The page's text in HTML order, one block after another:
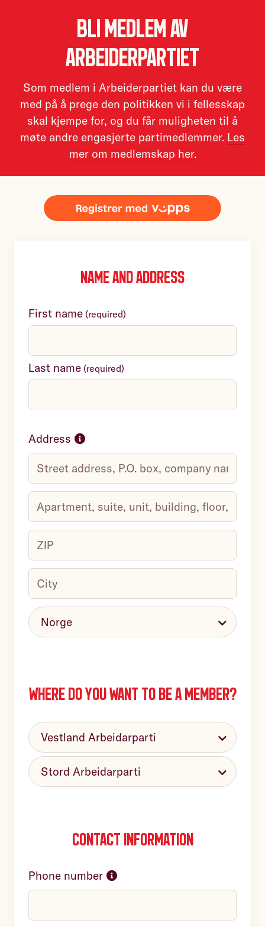
Bli medlem av
Arbeiderpartiet
Som medlem i Arbeiderpartiet kan du være
med på å prege den politikken vi i fellesskap
skal kjempe for, og du får muligheten til å
møte andre engasjerte partimedlemmer. Les
mer om medlemskap her.
Name and address
First name (required)
Last name (required)
Address
address,
P.O.
box,
company
name,
c/o
required
Apartment,
suite,
unit,
building,
floor,
etc.
ZIP
City
Country
(required
Where do you want to be a member?
Select
unit
Contact information
Phone number